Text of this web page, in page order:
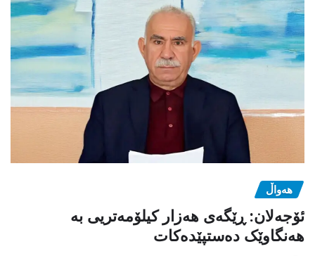
هەواڵ
ئۆجەلان: ڕێگەی هەزار کیلۆمەتریی بە
هەنگاوێک دەستپێدەکات